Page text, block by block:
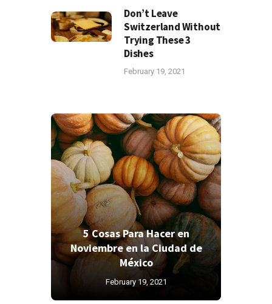
Don’t Leave
Switzerland Without
Trying These 3
Dishes
February 19, 2021
5 Cosas Para Hacer en
Noviembre en la Ciudad de
México
February 19, 2021